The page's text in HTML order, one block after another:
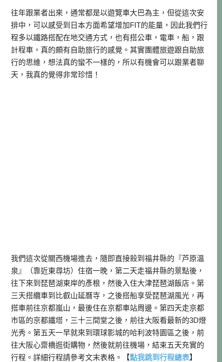
往年跟業者出來，通常都是以遊覽車大巴為主，但從這次安
排中，可以感受到日本方面希望增加FIT的能量，因此我們行
程多以鐵路搭配在地交通方式，也有搭公車，電車，船，跟
計程車，真的頗有自助旅行的感覺。其實團體旅遊跟自助旅
行的思維，想法真的蠻不一樣的，所以有機會可以跟業者聊
天，我真的覺得非常珍惜！
我們這次從關西機場進去，隨即直接殺到福井縣的『芦原温
泉』（靠近東尋坊）住宿一晚，第二天走福井縣的景點後，
往下來到琵琶湖東岸的彥根，然後入住大津琵琶湖飯店。第
三天搭纜車到比叡山延曆寺，之後搭船享受琵琶湖風光，再
搭車前往京都嵐山，最後住在京都車站周邊。第四天走京都
市區的京都鐵塔，三十三間堂之後，前往大阪看最新的3D燈
光秀。第五天一早就來到環球影城的哈利波特園區之後，前
往大阪心齋橋逛街購物，然後就前往機場，結束五天充實的
行程。詳細行程請參考文末表格。【點我跳到行程總表】